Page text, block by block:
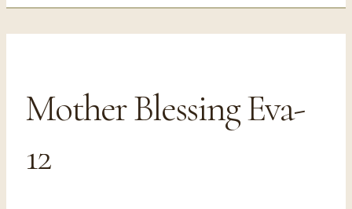
Mother Blessing Eva-
12